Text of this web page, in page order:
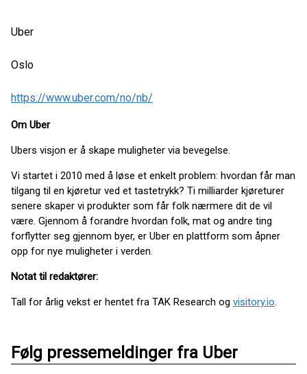
Uber
Oslo
https://www.uber.com/no/nb/
Om Uber
Ubers visjon er å skape muligheter via bevegelse.
Vi startet i 2010 med å løse et enkelt problem: hvordan får man
tilgang til en kjøretur ved et tastetrykk? Ti milliarder kjøreturer
senere skaper vi produkter som får folk nærmere dit de vil
være. Gjennom å forandre hvordan folk, mat og andre ting
forflytter seg gjennom byer, er Uber en plattform som åpner
opp for nye muligheter i verden.
Notat til redaktører:
Tall for årlig vekst er hentet fra TAK Research og visitory.io.
Følg pressemeldinger fra Uber